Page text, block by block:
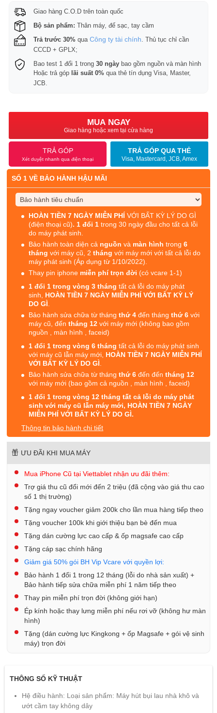
Giao hàng C.O.D trên toàn quốc
Bộ sản phẩm: Thân máy, đế sạc, tay cầm
Trả trước 30% quaCông ty tài chính . Thủ tục chỉ cần
CCCD + GPLX;
Bao test 1 đổi 1 trong30 ngày bao gồm nguồn và màn hình
Hoặc trả góp lãi suất 0% qua thẻ tín dụng Visa, Master,
JCB.
MUA NGAY
Giao hàng hoặc xem tại cửa hàng
TRẢ GÓP
Xét duyệt nhanh qua điện thoại
TRẢ GÓP QUA THẺ
Visa, Mastercard, JCB, Amex
SỐ 1 VỀ BẢO HÀNH HẬU MÃI
HOÀN TIỀN 7 NGÀY MIỄN PHÍ VỚI BẤT KỲ LÝ DO GÌ
(điện thoại cũ). 1 đổi 1 trong 30 ngày đầu cho tất cả lỗi
do máy phát sinh.
Bảo hành toàn diện cả nguồn và màn hình trong6
tháng với máy cũ, 2 tháng với máy mới với tất cả lỗi do
máy phát sinh (Áp dụng từ 1/10/2022).
Thay pin iphone miễn phí trọn đời (có vcare 1-1)
1 đổi 1 trong vòng 3 thángtất cả lỗi do máy phát
sinh, HOÀN TIỀN 7 NGÀY MIỄN PHÍ VỚI BẤT KỲ LÝ
DO GÌ
Bảo hành sửa chữa từ thángthứ 4 đến thángthứ 6 với
máy cũ, đếntháng 12 với máy mới (không bao gồm
nguồn , màn hình , faceid)
1 đổi 1 trong vòng 6 tháng tất cả lỗi do máy phát sinh
với máy cũ lẫn máy mới, HOÀN TIỀN 7 NGÀY MIỄN PHÍ
VỚI BẤT KỲ LÝ DO GÌ
Bảo hành sửa chữa từ thángthứ 6 đến đếntháng 12
với máy mới (bao gồm cả nguồn , màn hình , faceid)
1 đổi 1 trong vòng 12 tháng tất cả lỗi do máy phát
sinh với máy cũ lẫn máy mới, HOÀN TIỀN 7 NGÀY
MIỄN PHÍ VỚI BẤT KỲ LÝ DO GÌ.
Thông tin bảo hành chi tiết
ƯU ĐÃI KHI MUA MÁY
Mua iPhone Cũ tại Viettablet nhận ưu đãi thêm:
Trợ giá thu cũ đổi mới đến 2 triệu (đã cộng vào giá thu cao
số 1 thị trường)
Tặng ngay voucher giảm 200k cho lần mua hàng tiếp theo
Tặng voucher 100k khi giới thiệu bạn bè đến mua
Tặng dán cường lực cao cấp & ốp magsafe cao cấp
Tặng cáp sạc chính hãng
Giảm giá 50% gói BH Vip Vcare với quyền lợi:
Bảo hành 1 đổi 1 trong 12 tháng (lỗi do nhà sản xuất) +
Bảo hành tiếp sửa chữa miễn phí 1 năm tiếp theo
Thay pin miễn phí trọn đời (không giới hạn)
Ép kính hoặc thay lưng miễn phí nếu rơi vỡ (không hư màn
hình)
Tặng (dán cường lực Kingkong + ốp Magsafe + gói vệ sinh
máy) trọn đời
THÔNG SỐ KỸ THUẬT
Hệ điều hành: Loại sản phẩm: Máy hút bụi lau nhà khô và
ướt cầm tay không dây